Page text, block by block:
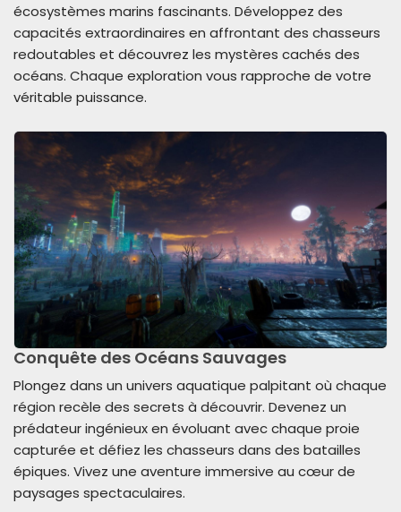
écosystèmes marins fascinants. Développez des
capacités extraordinaires en affrontant des chasseurs
redoutables et découvrez les mystères cachés des
océans. Chaque exploration vous rapproche de votre
véritable puissance.
Conquête des Océans Sauvages
Plongez dans un univers aquatique palpitant où chaque
région recèle des secrets à découvrir. Devenez un
prédateur ingénieux en évoluant avec chaque proie
capturée et défiez les chasseurs dans des batailles
épiques. Vivez une aventure immersive au cœur de
paysages spectaculaires.